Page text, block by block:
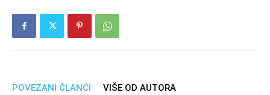
POVEZANI ČLANCI VIŠE OD AUTORA